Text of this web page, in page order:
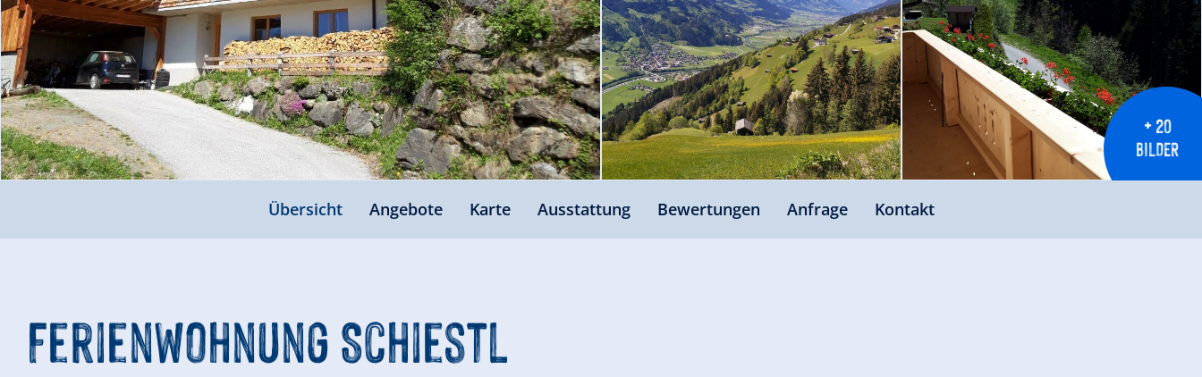
+ 20
BILDER
Übersicht Angebote Karte Ausstattung Bewertungen Anfrage Kontakt
Ferienwohnung Schiestl